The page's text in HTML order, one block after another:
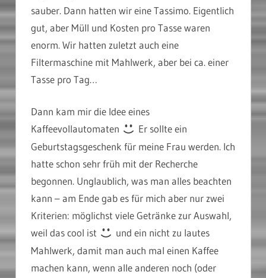
sauber. Dann hatten wir eine Tassimo. Eigentlich
gut, aber Müll und Kosten pro Tasse waren
enorm. Wir hatten zuletzt auch eine
Filtermaschine mit Mahlwerk, aber bei ca. einer
Tasse pro Tag…
Dann kam mir die Idee eines
Kaffeevollautomaten
Er sollte ein
Geburtstagsgeschenk für meine Frau werden. Ich
hatte schon sehr früh mit der Recherche
begonnen. Unglaublich, was man alles beachten
kann – am Ende gab es für mich aber nur zwei
Kriterien: möglichst viele Getränke zur Auswahl,
weil das cool ist
und ein nicht zu lautes
Mahlwerk, damit man auch mal einen Kaffee
machen kann, wenn alle anderen noch (oder